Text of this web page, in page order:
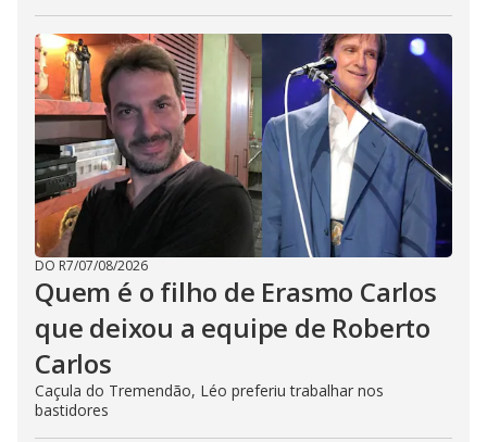
DO R7/07/08/2026
Quem é o filho de Erasmo Carlos
que deixou a equipe de Roberto
Carlos
Caçula do Tremendão, Léo preferiu trabalhar nos
bastidores